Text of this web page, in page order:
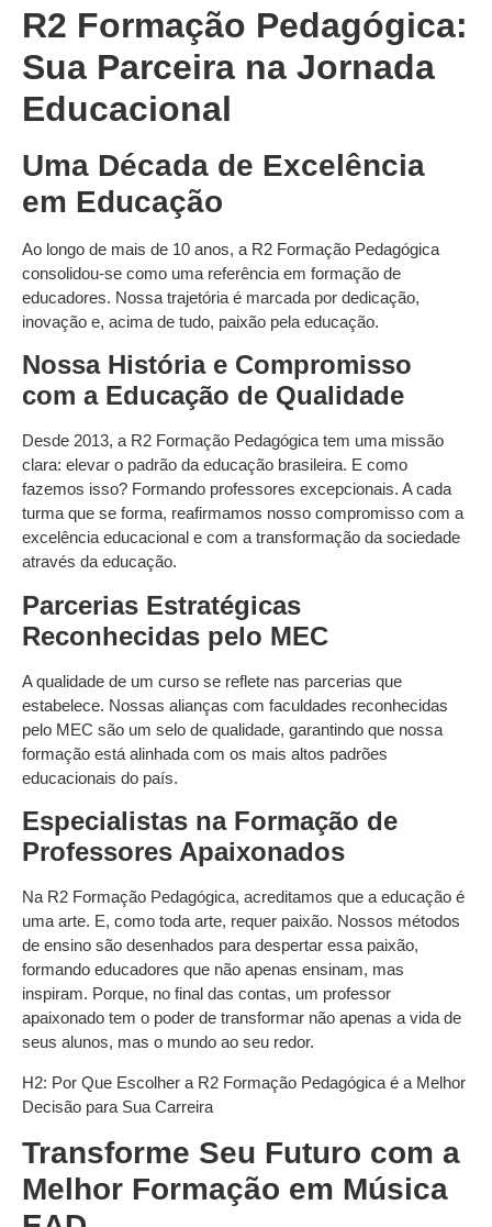
R2 Formação Pedagógica:
Sua Parceira na Jornada
Educacional
Uma Década de Excelência
em Educação
Ao longo de mais de 10 anos, a R2 Formação Pedagógica
consolidou-se como uma referência em formação de
educadores. Nossa trajetória é marcada por dedicação,
inovação e, acima de tudo, paixão pela educação.
Nossa História e Compromisso
com a Educação de Qualidade
Desde 2013, a R2 Formação Pedagógica tem uma missão
clara: elevar o padrão da educação brasileira. E como
fazemos isso? Formando professores excepcionais. A cada
turma que se forma, reafirmamos nosso compromisso com a
excelência educacional e com a transformação da sociedade
através da educação.
Parcerias Estratégicas
Reconhecidas pelo MEC
A qualidade de um curso se reflete nas parcerias que
estabelece. Nossas alianças com faculdades reconhecidas
pelo MEC são um selo de qualidade, garantindo que nossa
formação está alinhada com os mais altos padrões
educacionais do país.
Especialistas na Formação de
Professores Apaixonados
Na R2 Formação Pedagógica, acreditamos que a educação é
uma arte. E, como toda arte, requer paixão. Nossos métodos
de ensino são desenhados para despertar essa paixão,
formando educadores que não apenas ensinam, mas
inspiram. Porque, no final das contas, um professor
apaixonado tem o poder de transformar não apenas a vida de
seus alunos, mas o mundo ao seu redor.
H2: Por Que Escolher a R2 Formação Pedagógica é a Melhor
Decisão para Sua Carreira
Transforme Seu Futuro com a
Melhor Formação em Música